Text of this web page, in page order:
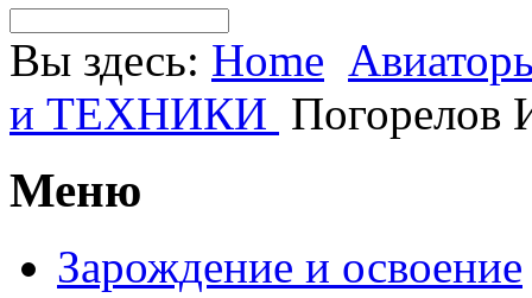
Вы здесь: Home
и ТЕХНИКИ Погорелов
Меню
Зарождение и освоение